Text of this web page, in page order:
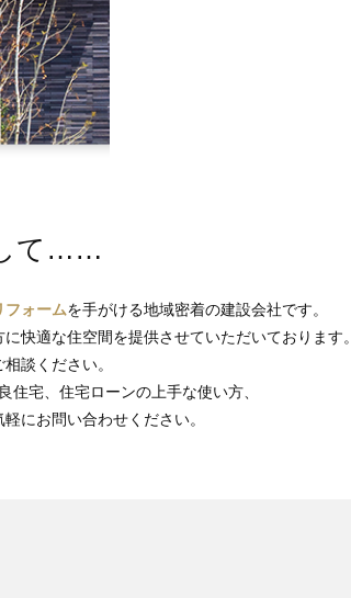
て……
フォームを手がける地域密着の建設会社です。
快適な住空間を提供させていただいております。
談ください。
宅、住宅ローンの上手な使い方、
にお問い合わせください。